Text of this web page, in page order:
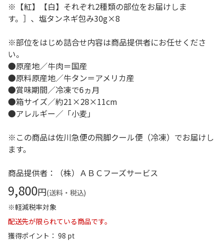
※【紅】【白】それぞれ2種類の部位をお届けしま
す。］、塩タンネギ包み30g×8
※部位をはじめ詰合せ内容は商品提供者にお任せくださ
い。
●原産地／牛肉＝国産
●原料原産地／牛タン＝アメリカ産
●賞味期間／冷凍で6ヵ月
●箱サイズ／約21×28×11cm
●アレルギー／「小麦」
※この商品は佐川急便の飛脚クール便（冷凍）でお届けし
ます。
商品提供者：（株）ＡＢＣフーズサービス
9,800円(送料・税込)
※軽減税率対象
配送先が限られている商品です。
獲得ポイント： 98 pt